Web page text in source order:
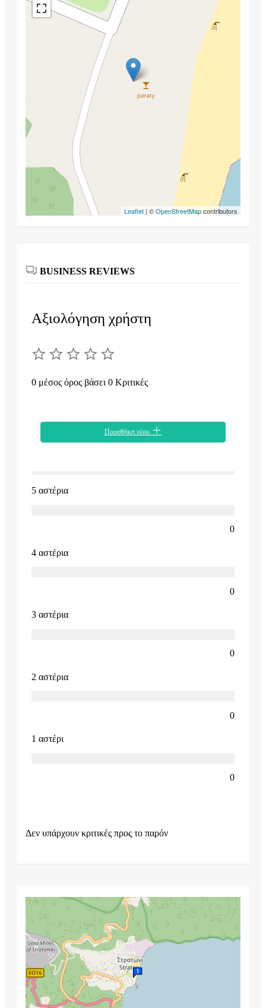
Leaflet | ©OpenStreetMapcontributors
BUSINESS REVIEWS
Αξιολόγηση χρήστη
0 μέσος όρος βάσει 0 Κριτικές
Προσθήκη νέου
5 αστέρια
0
4 αστέρια
0
3 αστέρια
0
2 αστέρια
0
1 αστέρι
0
Δεν υπάρχουν κριτικές προς το παρόν